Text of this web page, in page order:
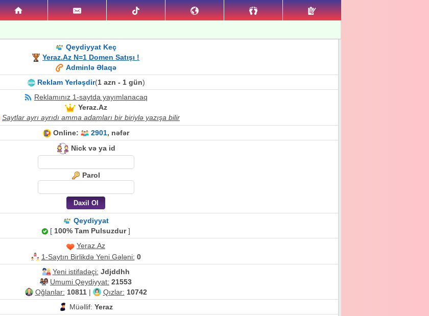
Qeydiyyat Keç
Yeraz.Az N=1 Domen Satışı !
Adminlə Əlaqə
Reklam Yerləşdir(1 azn - 1 gün)
Reklamınız 1-saytda yayımlanacaq
Yeraz.Az
Saytlar ayrı ayrıdı amma adamları bir biriylə yazışa bilir
Online:
2901, nəfər
Nick və ya id
Parol
Qeydiyyat
[ 100% Tam Pulsuzdur]
Yeraz.Az
1-Saytın Birlikdə Yeni Gələni: 0
Yeni istifadəçi: Jdjddhh
Umumi Qeydiyyat: 21553
Oğlanlar: 10811| Qızlar: 10742
Müəllif: Yeraz